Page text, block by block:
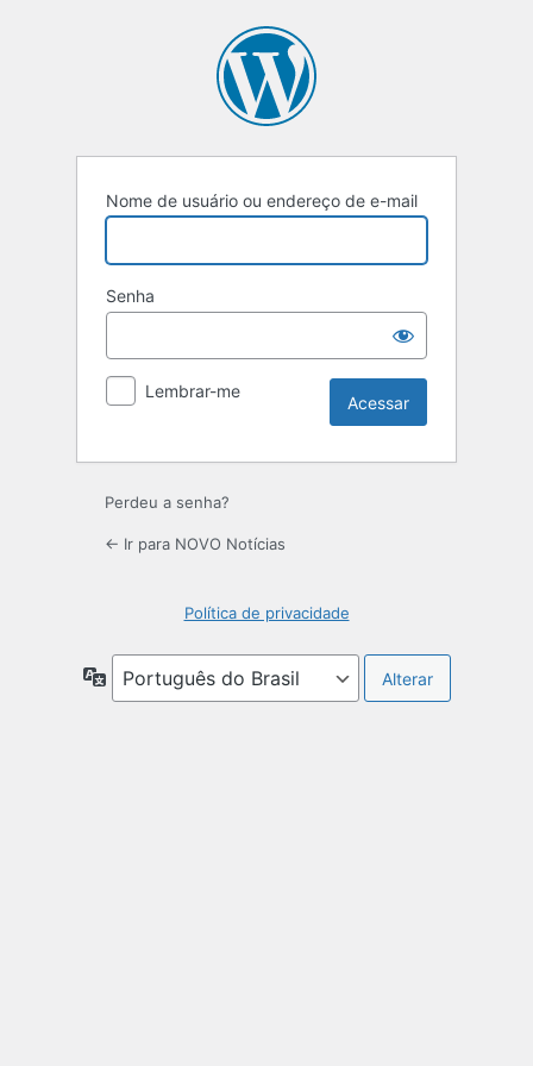
Nome de usuário ou endereço de e-mail
Senha
Lembrar-me
Perdeu a senha?
← Ir para NOVO Notícias
Política de privacidade
Idioma